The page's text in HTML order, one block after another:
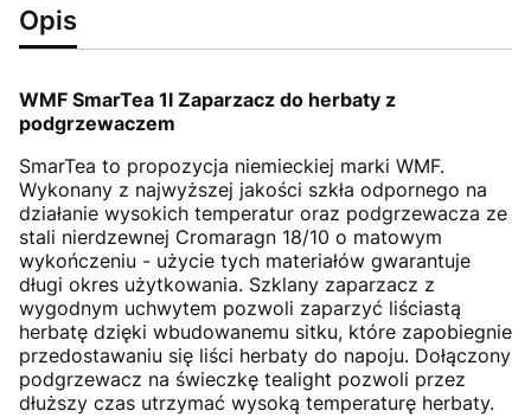
Opis
WMF SmarTea 1l Zaparzacz do herbaty z
podgrzewaczem
SmarTea to propozycja niemieckiej marki WMF.
Wykonany z najwyższej jakości szkła odpornego na
działanie wysokich temperatur oraz podgrzewacza ze
stali nierdzewnej Cromaragn 18/10 o matowym
wykończeniu - użycie tych materiałów gwarantuje
długi okres użytkowania. Szklany zaparzacz z
wygodnym uchwytem pozwoli zaparzyć liściastą
herbatę dzięki wbudowanemu sitku, które zapobiegnie
przedostawaniu się liści herbaty do napoju. Dołączony
podgrzewacz na świeczkę tealight pozwoli przez
dłuższy czas utrzymać wysoką temperaturę herbaty.